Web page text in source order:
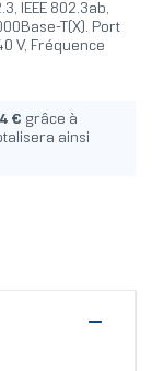
IEEE 802.3ab,
T(X). Port
V, Fréquence
€ grâce à
ainsi